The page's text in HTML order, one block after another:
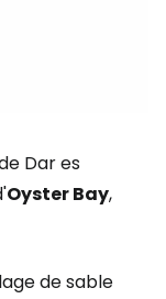
Dar es
Oyster Bay,
de sable